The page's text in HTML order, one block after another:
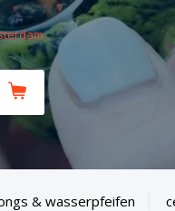
& wasserpfeifen